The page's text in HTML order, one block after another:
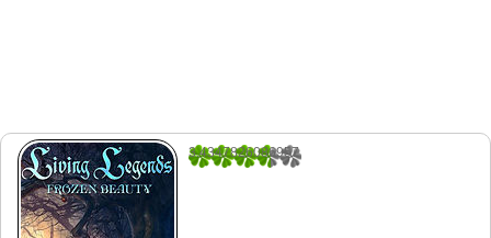
3.4347826086957